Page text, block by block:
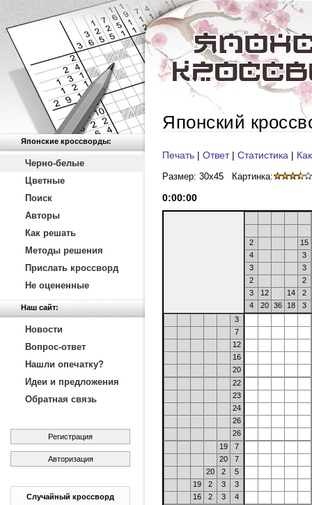
Японские кроссворды:
Черно-белые
Цветные
Поиск
Авторы
Как решать
Методы решения
Прислать кроссворд
Не оцененные
Наш сайт:
Новости
Вопрос-ответ
Нашли опечатку?
Идеи и предложения
Обратная связь
Регистрация
Авторизация
Случайный кроссворд
Японский
Печать | Ответ| Статистика |
Размер: 30x45 Картинка:
0:00:00
2
15
4
3
3
3
2
2
3
12 14
2
4
20 36 18
3
3
7
12
16
20
22
23
24
26
26
19
7
20
7
20
2
5
19
2 3
3
16
2 3
4